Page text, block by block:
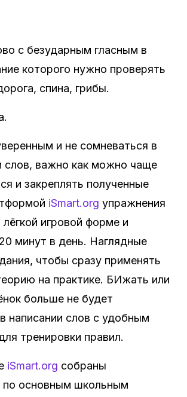
с безударным гласным в
которого нужно проверять
спина, грибы.
и не сомневаться в
слов, важно как можно чаще
и закреплять полученные
iSmart.org упражнения
игровой форме и
минут в день. Наглядные
чтобы сразу применять
на практике. БИжать или
больше не будет
написании слов с удобным
тренировки правил.
iSmart.org собраны
по основным школьным